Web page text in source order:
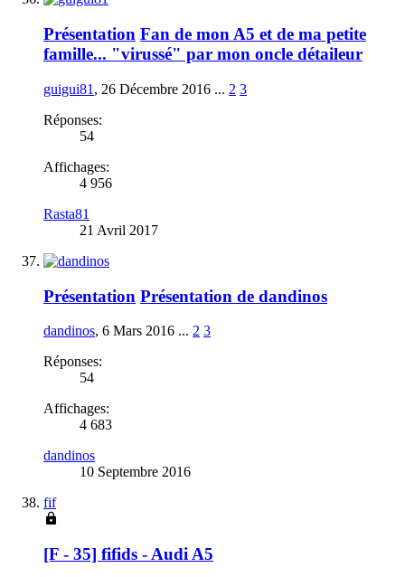
Présentation Fan de mon A5 et de ma petite
famille... "virussé" par mon oncle détaileur
guigui81 , 26 Décembre 2016 ... 2 3
Réponses:
54
Affichages:
4 956
Rasta81
21 Avril 2017
Présentation Présentation de dandinos
dandinos, 6 Mars 2016 ... 2 3
Réponses:
54
Affichages:
4 683
dandinos
10 Septembre 2016
fif
[F - 35] fifids - Audi A5